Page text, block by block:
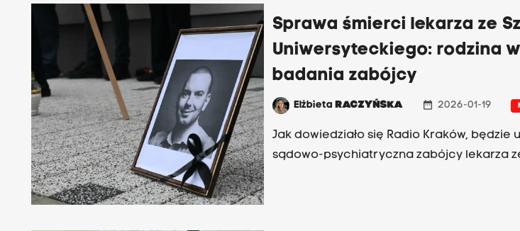
Sprawa śmierci lekarza ze
Uniwersyteckiego: rodzina
badania zabójcy
ElżbietaRACZYŃSKA date_range 2026-01-19
Jak dowiedziało się Radio Kraków, będzie
sądowo-psychiatryczna zabójcy lekarza